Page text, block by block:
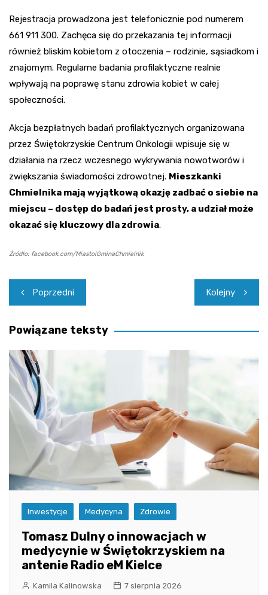
Rejestracja prowadzona jest telefonicznie pod numerem
661 911 300. Zachęca się do przekazania tej informacji
również bliskim kobietom z otoczenia – rodzinie, sąsiadkom i
znajomym. Regularne badania profilaktyczne realnie
wpływają na poprawę stanu zdrowia kobiet w całej
społeczności.
Akcja bezpłatnych badań profilaktycznych organizowana
przez Świętokrzyskie Centrum Onkologii wpisuje się w
działania na rzecz wczesnego wykrywania nowotworów i
zwiększania świadomości zdrowotnej. Mieszkanki
Chmielnika mają wyjątkową okazję zadbać o siebie na
miejscu – dostęp do badań jest prosty, a udział może
okazać się kluczowy dla zdrowia.
Źródło: facebook.com/MiastoiGminaChmielnik
Nawigacja
wpisu
Poprzedni Kolejny
Powiązane teksty
Inwestycje Medycyna Zdrowie
Tomasz Dulny o innowacjach w
medycynie w Świętokrzyskiem na
antenie Radio eM Kielce
Kamila Kalinowska 7 sierpnia 2026